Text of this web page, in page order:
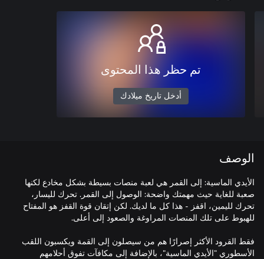
تم حظر هذا المحتوى
أدخل تاريخ ميلادك
الوصف
الأيدي الماسية: إلى القمر هي لعبة منصات بسيطة بشكل مخادع لكنها
صعبة للغاية حيث مهمتك واضحة: الوصول إلى القمر. تحرك لليسار،
تحرك لليمين، اقفز - هذا كل ما لديك. لكن إتقان قوة القفز هو المفتاح
فقط القرود الأكثر إصرارًا هم من سيصلون إلى القمة ويكسبون اللقب
الأسطوري "الأيدي الماسية"، بالإضافة إلى مكافآت تفوق أحلامهم